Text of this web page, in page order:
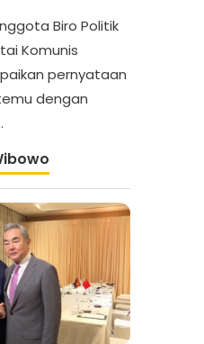
Biro Politik
Komunis
pernyataan
dengan